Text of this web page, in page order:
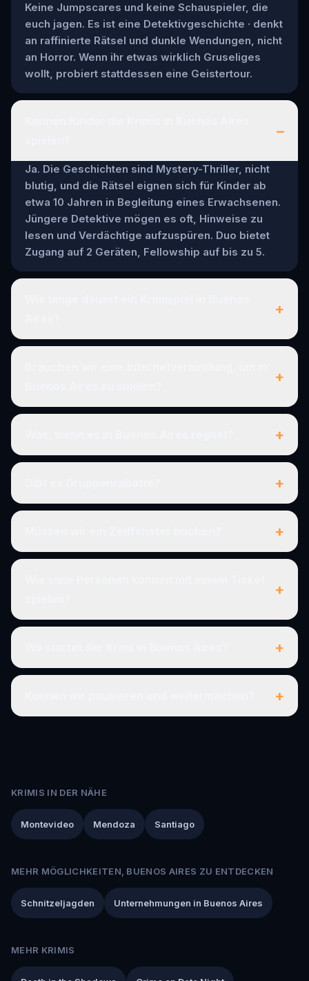
Keine Jumpscares und keine Schauspieler, die
euch jagen. Es ist eine Detektivgeschichte · denkt
an raffinierte Rätsel und dunkle Wendungen, nicht
an Horror. Wenn ihr etwas wirklich Gruseliges
wollt, probiert stattdessen eine Geistertour.
–
Ja. Die Geschichten sind Mystery-Thriller, nicht
blutig, und die Rätsel eignen sich für Kinder ab
etwa 10 Jahren in Begleitung eines Erwachsenen.
Jüngere Detektive mögen es oft, Hinweise zu
lesen und Verdächtige aufzuspüren. Duo bietet
Zugang auf 2 Geräten, Fellowship auf bis zu 5.
+
+
+
+
+
+
+
+
KRIMIS IN DER NÄHE
Montevideo Mendoza Santiago
MEHR MÖGLICHKEITEN, BUENOS AIRES ZU ENTDECKEN
Schnitzeljagden Unternehmungen in Buenos Aires
MEHR KRIMIS